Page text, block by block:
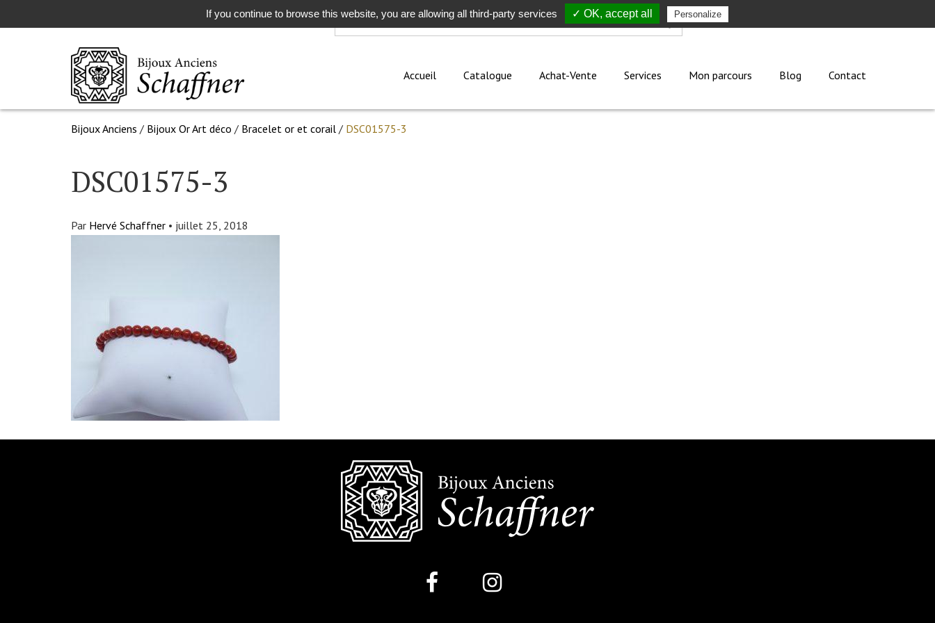
Rechercher
Accueil Catalogue Achat-Vente Services Mon parcours Blog Contact
Bijoux Anciens / Bijoux Or Art déco / Bracelet or et corail / DSC01575-3
DSC01575-3
Par Hervé Schaffner • juillet 25, 2018
If you continue to browse this website, you are allowing all third-party services ✓ OK, accept all Personalize